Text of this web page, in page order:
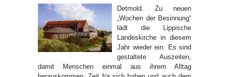
Detmold. Zu neuen
„Wochen der Besinnung“
lädt die Lippische
Landeskirche in diesem
Jahr wieder ein. Es sind
gestaltete Auszeiten,
damit Menschen einmal aus ihrem Alltag